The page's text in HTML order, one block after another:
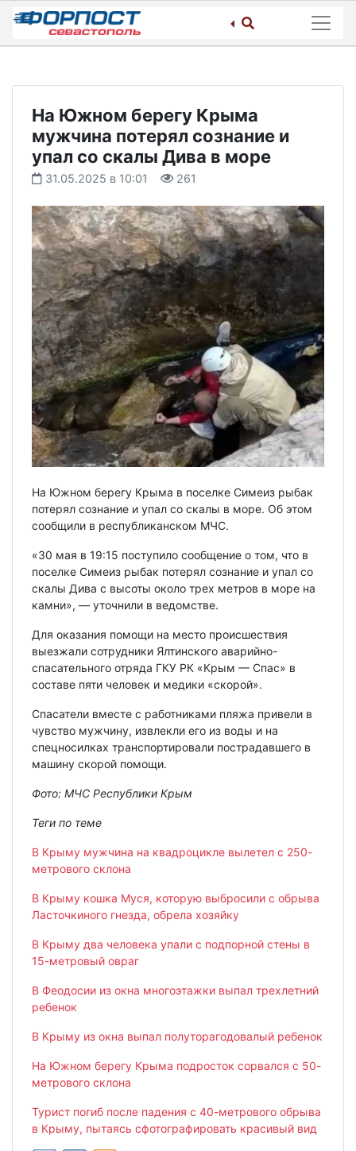
Skip
content
На Южном берегу Крыма
мужчина потерял сознание и
упал со скалы Дива в море
31.05.2025 в 10:01 261
На Южном берегу Крыма в поселке Симеиз рыбак
потерял сознание и упал со скалы в море. Об этом
сообщили в республиканском МЧС.
«30 мая в 19:15 поступило сообщение о том, что в
поселке Симеиз рыбак потерял сознание и упал со
скалы Дива с высоты около трех метров в море на
камни», — уточнили в ведомстве.
Для оказания помощи на место происшествия
выезжали сотрудники Ялтинского аварийно-
спасательного отряда ГКУ РК «Крым — Спас» в
составе пяти человек и медики «скорой».
Спасатели вместе с работниками пляжа привели в
чувство мужчину, извлекли его из воды и на
спецносилках транспортировали пострадавшего в
машину скорой помощи.
Фото: МЧС Республики Крым
Теги по теме
В Крыму мужчина на квадроцикле вылетел с 250-
метрового склона
В Крыму кошка Муся, которую выбросили с обрыва
Ласточкиного гнезда, обрела хозяйку
В Крыму два человека упали с подпорной стены в
15-метровый овраг
В Феодосии из окна многоэтажки выпал трехлетний
ребенок
В Крыму из окна выпал полуторагодовалый ребенок
На Южном берегу Крыма подросток сорвался с 50-
метрового склона
Турист погиб после падения с 40-метрового обрыва
в Крыму, пытаясь сфотографировать красивый вид